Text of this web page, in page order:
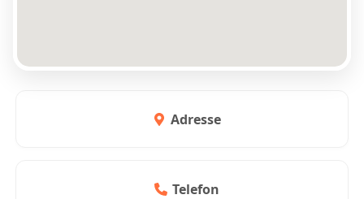
Adresse
Telefon